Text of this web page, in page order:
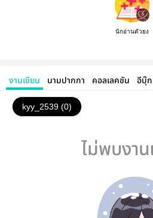
นักอ่านตัวยง
งานเขียน นามปากกา คอลเลคชัน อีบุ๊ก
kyy_2539 (0)
ไม่พบงา